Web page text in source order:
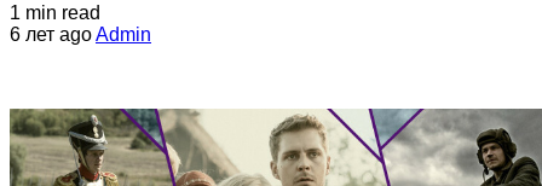
1 min read
6 лет agoAdmin